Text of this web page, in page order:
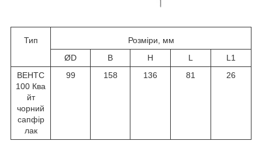
Тип
Розміри, мм
ØD
B H L
L1
ВЕНТС
100 Ква
йт
чорний
сапфір
лак
99 158 136 81 26